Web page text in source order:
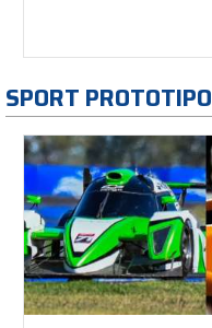
SPORT PROTOTIPO